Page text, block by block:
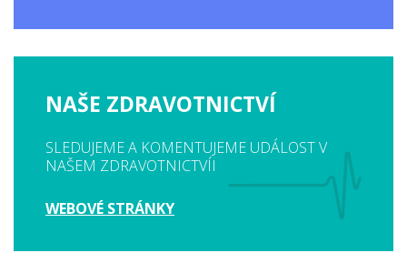
NAŠE ZDRAVOTNICTVÍ
SLEDUJEME A KOMENTUJEME UDÁLOST V
NAŠEM ZDRAVOTNICTVÍI
WEBOVÉ STRÁNKY